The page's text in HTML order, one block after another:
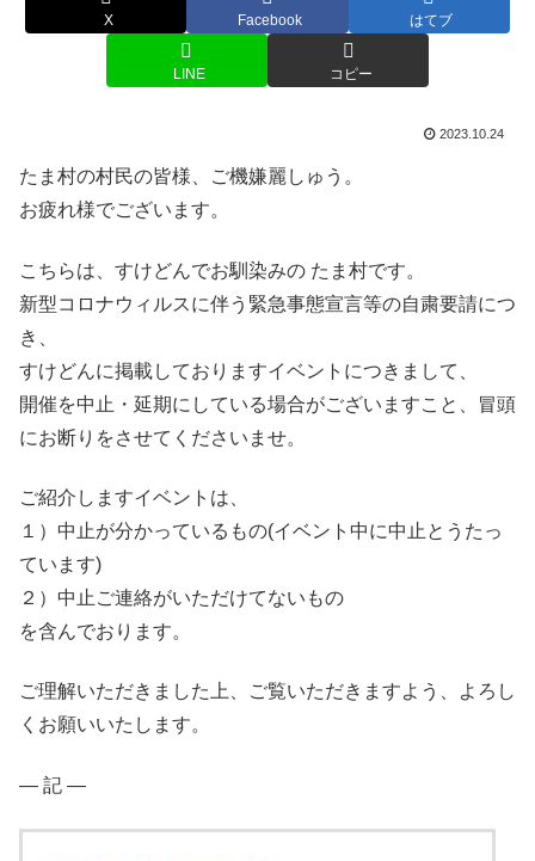
X Facebook はてブ
LINE コピー
2023.10.24
たま村の村民の皆様、ご機嫌麗しゅう。
お疲れ様でございます。
こちらは、すけどんでお馴染みの たま村です。
新型コロナウィルスに伴う緊急事態宣言等の自粛要請につ
き、
すけどんに掲載しておりますイベントにつきまして、
開催を中止・延期にしている場合がございますこと、冒頭
にお断りをさせてくださいませ。
ご紹介しますイベントは、
１）中止が分かっているもの(イベント中に中止とうたっ
ています)
２）中止ご連絡がいただけてないもの
を含んでおります。
ご理解いただきました上、ご覧いただきますよう、よろし
くお願いいたします。
― 記 ―